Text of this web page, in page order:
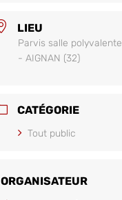
LIEU
Parvis salle polyvalente
- AIGNAN (32)
CATÉGORIE
Tout public
ORGANISATEUR